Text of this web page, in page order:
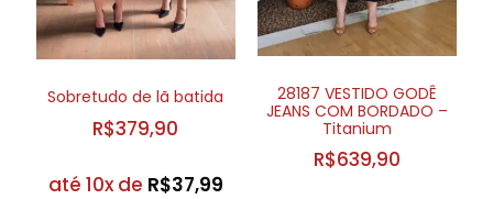
Sobretudo de lã batida
R$379,90
até 10x de R$37,99
28187 VESTIDO GODÊ
JEANS COM BORDADO –
Titanium
R$639,90